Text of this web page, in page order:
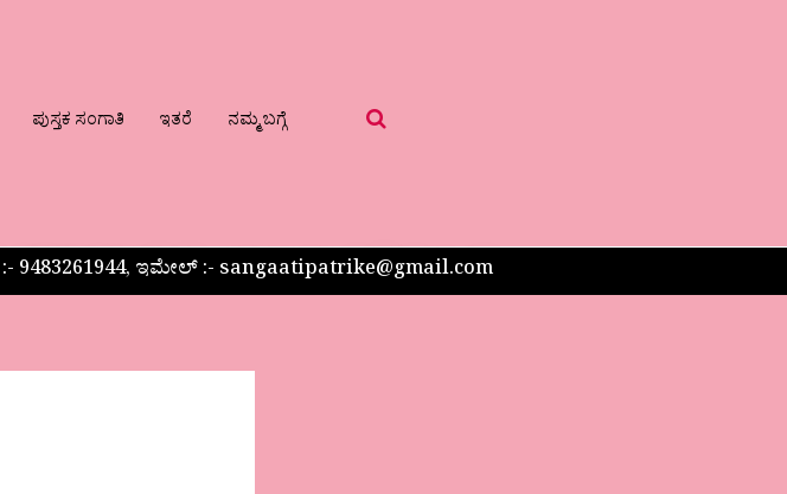
ಪುಸ್ತಕ ಸಂಗಾತಿ ಇತರೆ ನಮ್ಮ ಬಗ್ಗೆ
9483261944, ಇಮೇಲ್ :- sangaatipatrike@gmail.com